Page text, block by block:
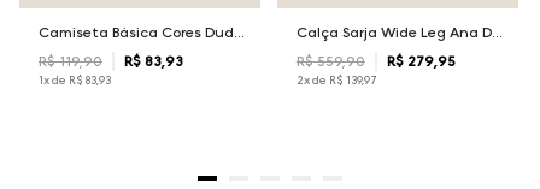
R$ 119,90 R$ 83, 93
1x de R$ 83,93
Calça Sarja Wide Leg Ana Dudalina Feminina
R$ 559,90 R$ 279, 95
2x de R$ 139,97